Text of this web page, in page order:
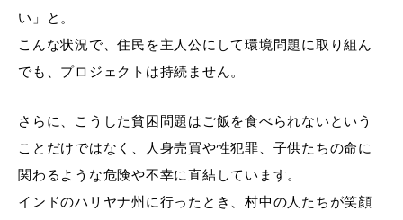
い」と。
こんな状況で、住民を主人公にして環境問題に取り組ん
でも、プロジェクトは持続ません。
さらに、こうした貧困問題はご飯を食べられないという
ことだけではなく、人身売買や性犯罪、子供たちの命に
関わるような危険や不幸に直結しています。
インドのハリヤナ州に行ったとき、村中の人たちが笑顔